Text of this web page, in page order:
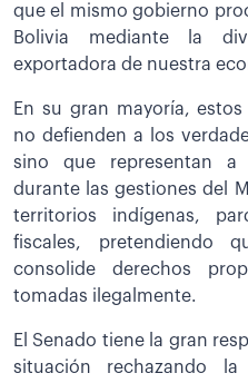
que el mismo gobierno
Bolivia mediante la
exportadora de nuestra
En su gran mayoría,
no defienden a los
sino que representan
durante las gestiones del
territorios indígenas,
fiscales, pretendiendo
consolide derechos
tomadas ilegalmente.
El Senado tiene la gran
situación rechazando